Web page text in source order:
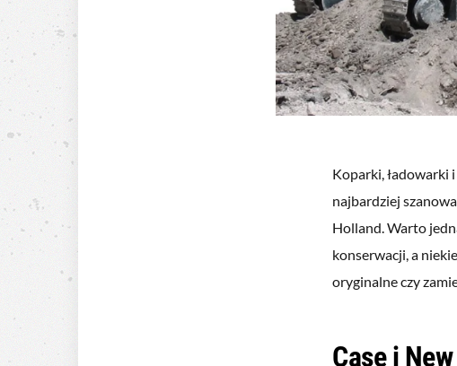
Koparki, ładowarki
najbardziej
Holland. Warto
konserwacji, a
oryginalne czy
Case i